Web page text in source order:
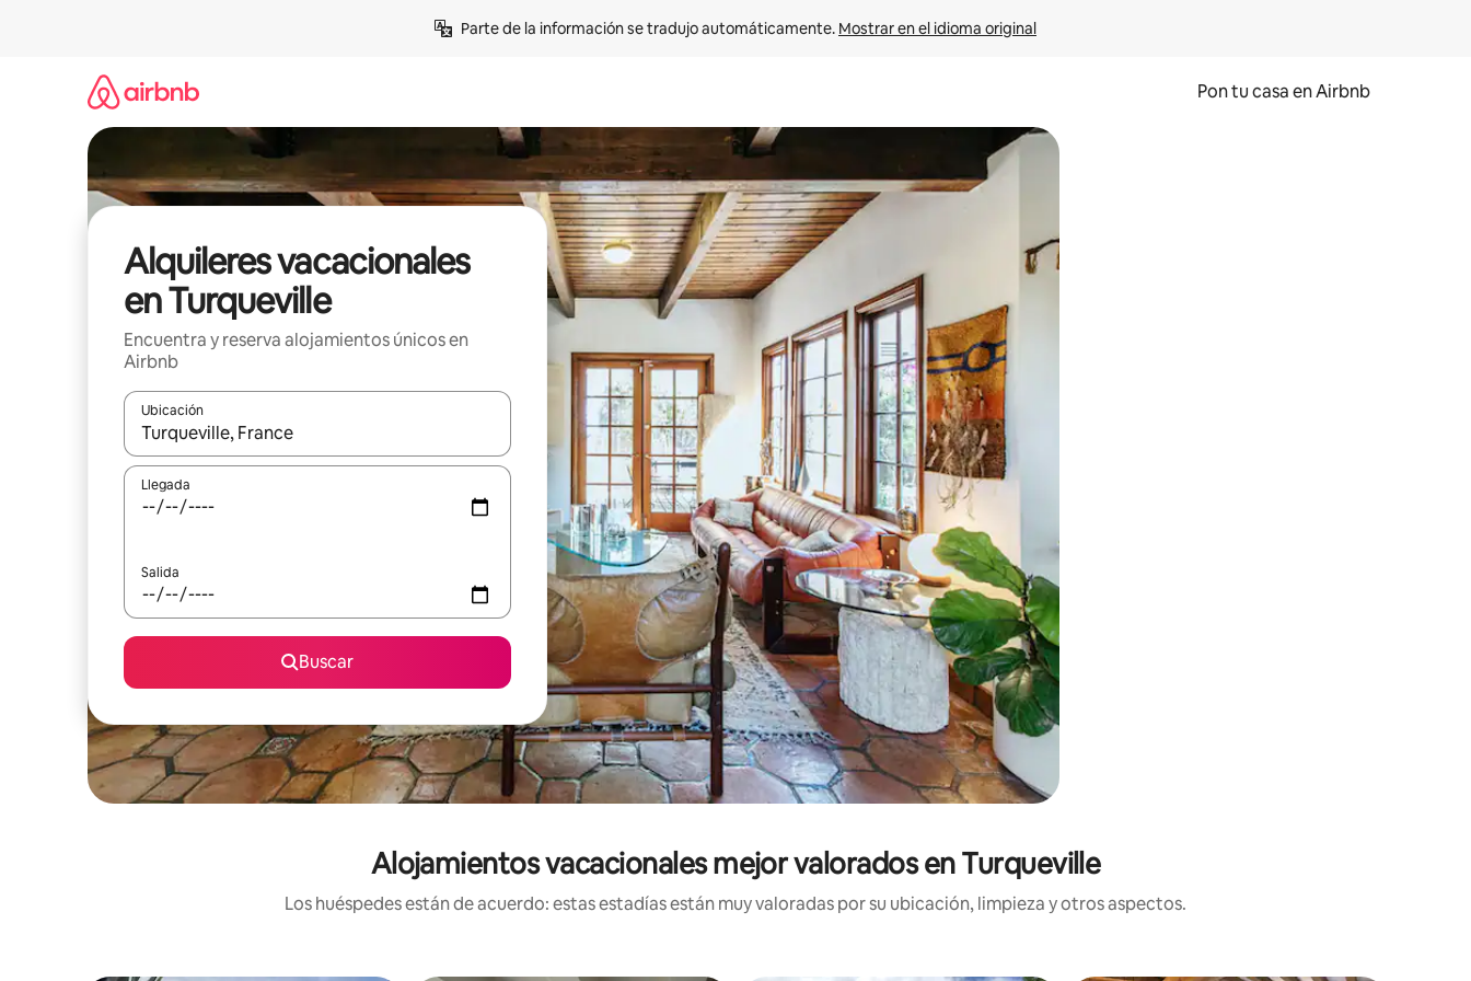
Parte de la información se tradujo automáticamente. Mostrar en el idioma original
Pon tu casa en Airbnb
Alquileres vacacionales
en Turqueville
Encuentra y reserva alojamientos únicos en
Airbnb
Ubicación
Cuando los resultados estén disponibles, navega con las teclas de flecha hacia arriba y hacia abajo o explora con el tacto o desliza el dedo.
Llegada
Salida
Buscar
Alojamientos vacacionales mejor valorados en Turqueville
Los huéspedes están de acuerdo: estas estadías están muy valoradas por su ubicación, limpieza y otros aspectos.